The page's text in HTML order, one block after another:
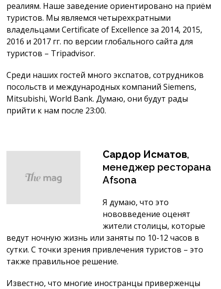
реалиям. Наше заведение ориентировано на приём
туристов. Мы являемся четырехкратными
владельцами Certificate of Excellence за 2014, 2015,
2016 и 2017 гг. по версии глобального сайта для
туристов – Tripadvisor.
Среди наших гостей много экспатов, сотрудников
посольств и международных компаний Siemens,
Mitsubishi, World Bank. Думаю, они будут рады
прийти к нам после 23:00.
Сардор Исматов,
менеджер ресторана
Afsona
Я думаю, что это
нововведение оценят
жители столицы, которые
ведут ночную жизнь или заняты по 10-12 часов в
сутки. С точки зрения привлечения туристов – это
также правильное решение.
Известно, что многие иностранцы приверженцы